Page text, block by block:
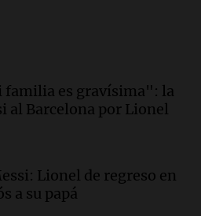
puente
en Mendoza: un muerto
caer dos autos desde
esta noche a
a su familia
familia es gravísima": la
al Barcelona por Lionel
Lionel de regreso en
a su papá